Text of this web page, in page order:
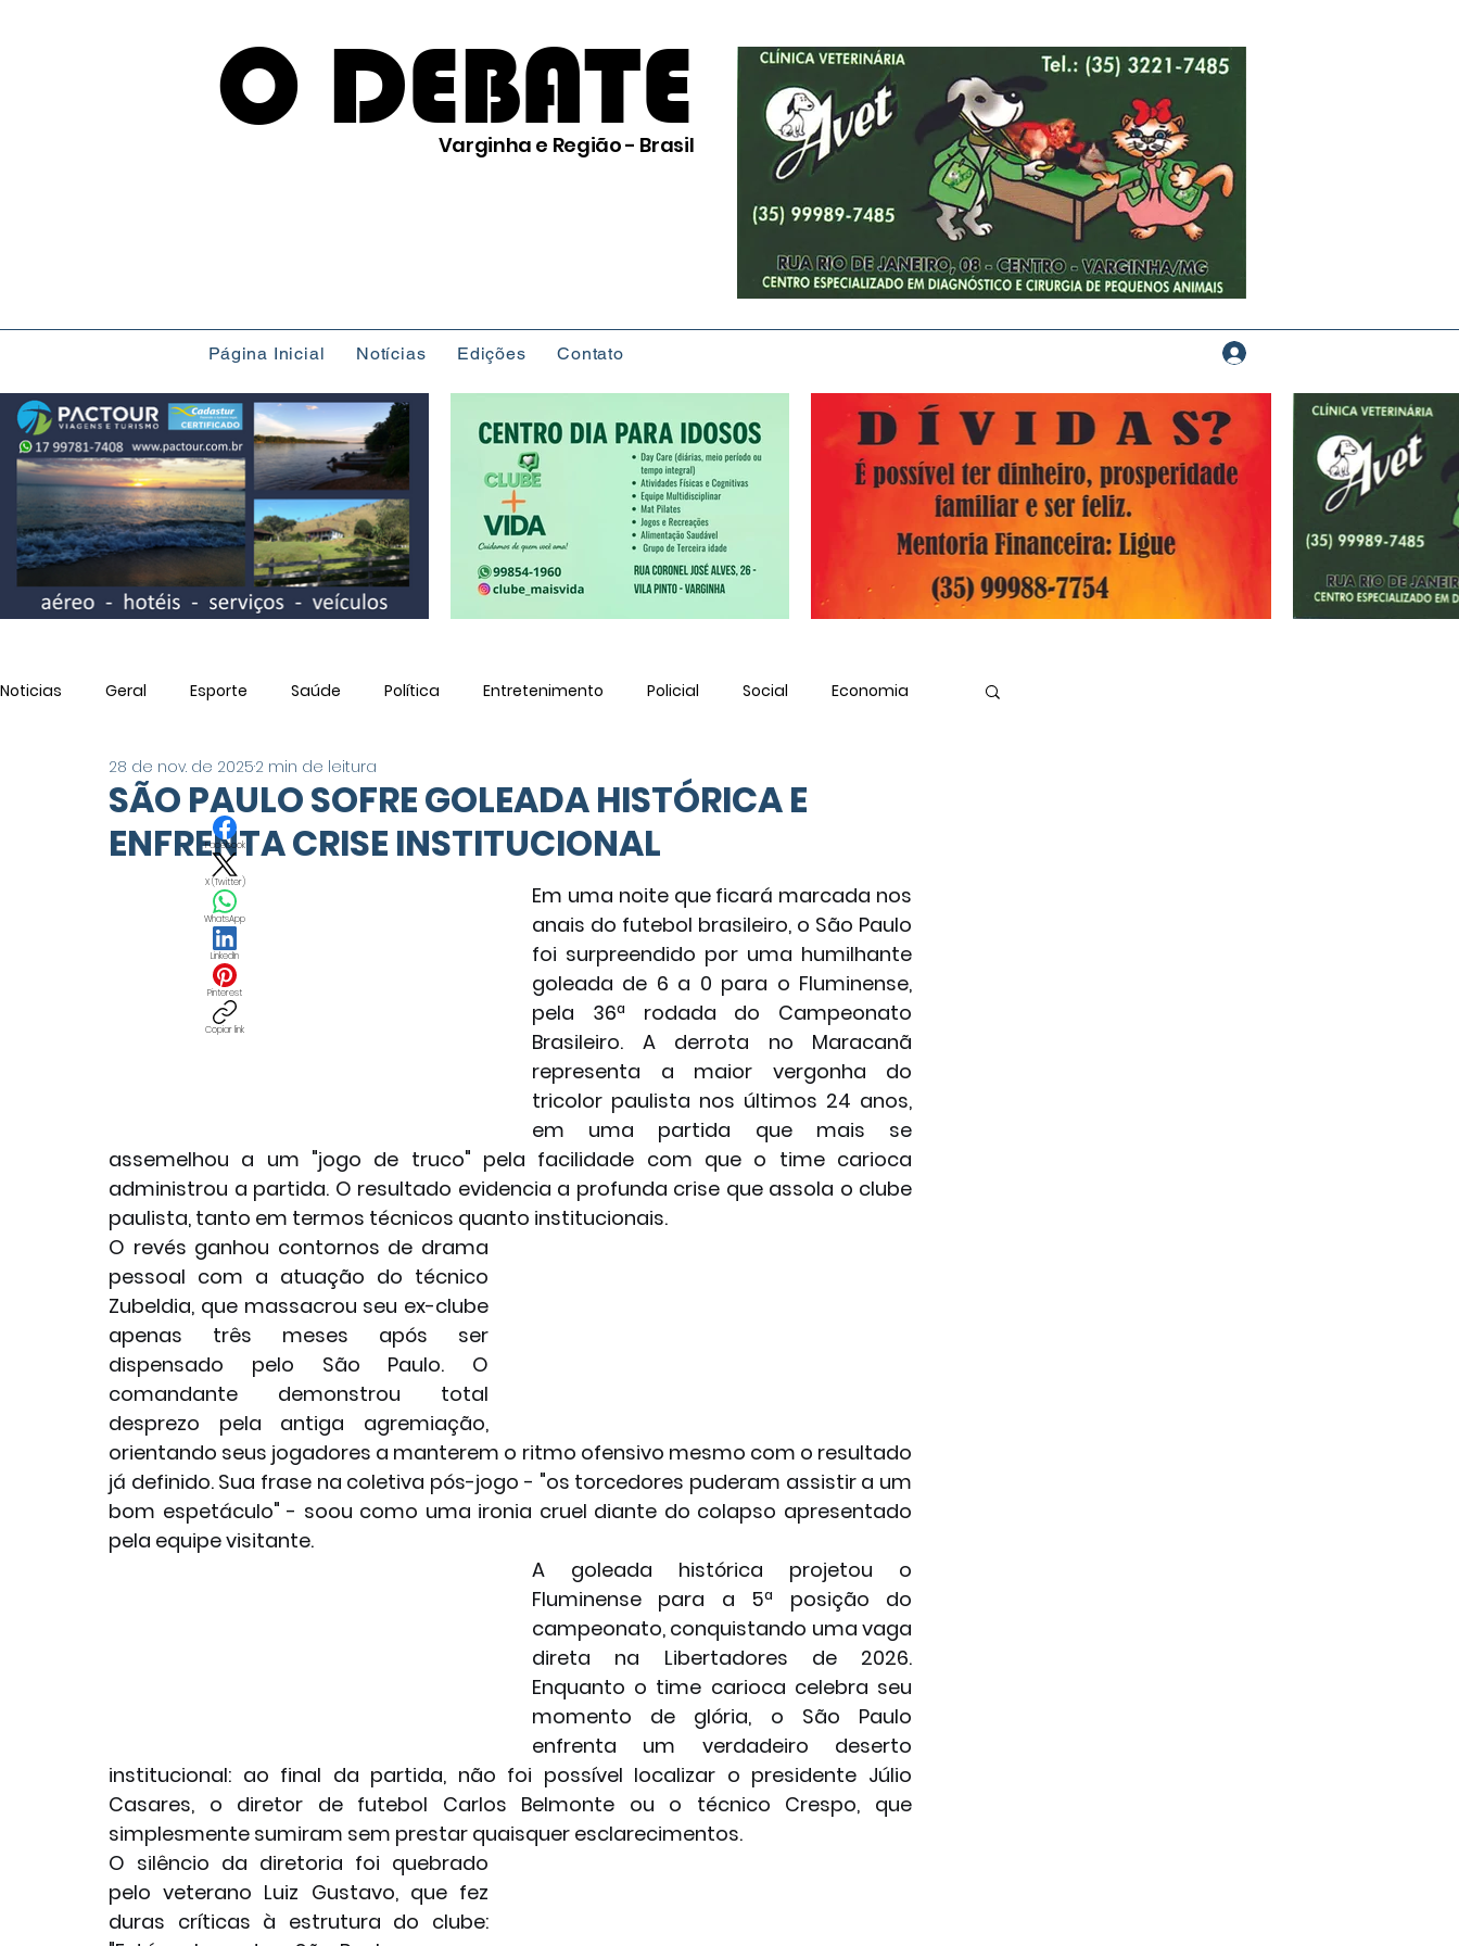
O DEBATE
Varginha e Região - Brasil
Página Inicial Notícias Edições Contato
Noticias Geral Esporte Saúde Política Entretenimento Policial Social Economia
Utilidade Pública
SÃO PAULO SOFRE GOLEADA HISTÓRICA E
ENFRENTA CRISE INSTITUCIONAL
28 de nov. de 20252 min de leitura
Em uma noite que ficará marcada nos
anais do futebol brasileiro, o São Paulo
foi surpreendido por uma humilhante
goleada de 6 a 0 para o Fluminense,
pela 36ª rodada do Campeonato
Brasileiro. A derrota no Maracanã
representa a maior vergonha do
tricolor paulista nos últimos 24 anos,
em uma partida que mais se
assemelhou a um "jogo de truco" pela facilidade com que o time carioca
administrou a partida. O resultado evidencia a profunda crise que assola o clube
paulista, tanto em termos técnicos quanto institucionais.
O revés ganhou contornos de drama
pessoal com a atuação do técnico
Zubeldia, que massacrou seu ex-clube
apenas três meses após ser
dispensado pelo São Paulo. O
comandante demonstrou total
desprezo pela antiga agremiação,
orientando seus jogadores a manterem o ritmo ofensivo mesmo com o resultado
já definido. Sua frase na coletiva pós-jogo - "os torcedores puderam assistir a um
bom espetáculo" - soou como uma ironia cruel diante do colapso apresentado
pela equipe visitante.
A goleada histórica projetou o
Fluminense para a 5ª posição do
campeonato, conquistando uma vaga
direta na Libertadores de 2026.
Enquanto o time carioca celebra seu
momento de glória, o São Paulo
enfrenta um verdadeiro deserto
institucional: ao final da partida, não foi possível localizar o presidente Júlio
Casares, o diretor de futebol Carlos Belmonte ou o técnico Crespo, que
simplesmente sumiram sem prestar quaisquer esclarecimentos.
O silêncio da diretoria foi quebrado
pelo veterano Luiz Gustavo, que fez
duras críticas à estrutura do clube:
Facebook
X (Twitter)
WhatsApp
LinkedIn
Pinterest
Copiar link